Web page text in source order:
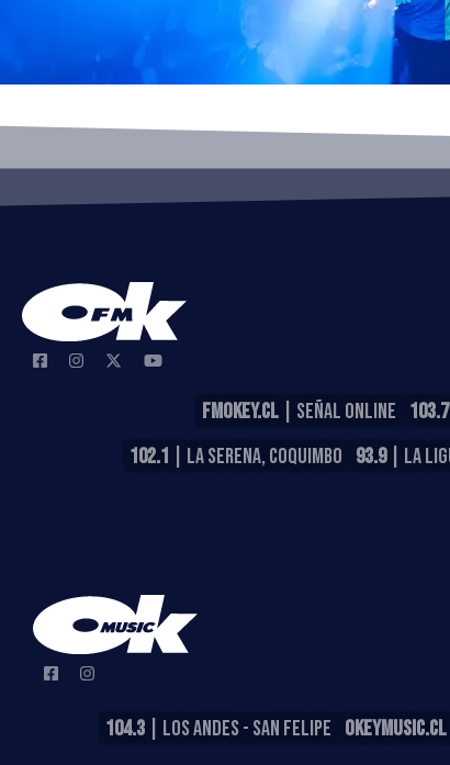
FMOKEY.CL | SEÑAL ONLINE 103.7
102.1 | LA SERENA, COQUIMBO 93.9| LA
104.3 | LOS ANDES - SAN FELIPE OKEYMUSIC.CL